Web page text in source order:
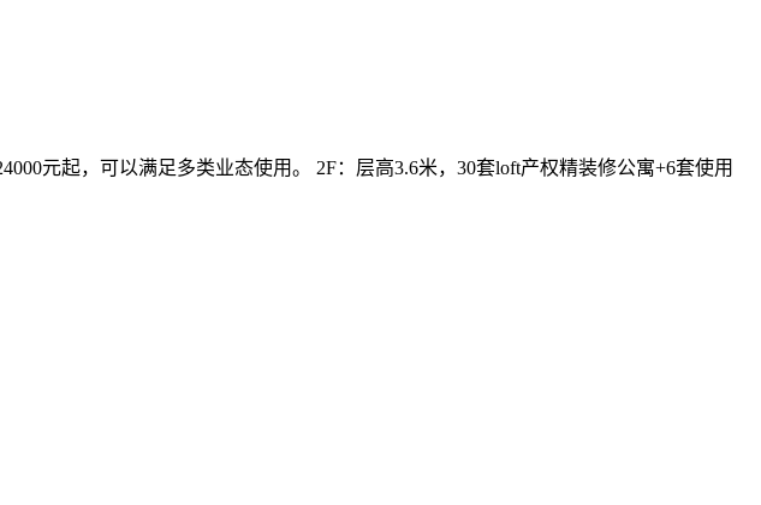
元起，可以满足多类业态使用。 2F：层高3.6米，30套loft产权精装修公寓+6套使用